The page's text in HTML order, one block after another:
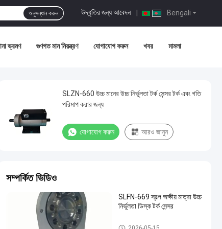
Bengali
উদ্ধৃতির জন্য আবেদন
অনুসন্ধান করুন
ভ্রমণ গুণগত মান নিয়ন্ত্রণ যোগাযোগ করুন খবর মামলা
SLZN-660 উচ্চ মানের উচ্চ নির্ভুলতা টর্ক সেন্সর টর্ক এবং গতি
পরিমাপ করার জন্য
যোগাযোগ করুন আরও জানুন
সম্পর্কিত ভিডিও
SLFN-669 স্বল্প অক্ষীয় মাত্রা উচ্চ
নির্ভুলতা ডিস্ক টর্ক সেন্সর
ডিজিটাল টর্ক মিটার